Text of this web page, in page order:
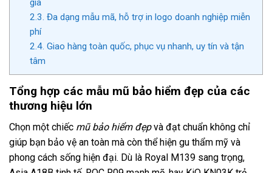
gia
2.3. Đa dạng mẫu mã, hỗ trợ in logo doanh nghiệp miễn
phí
2.4. Giao hàng toàn quốc, phục vụ nhanh, uy tín và tận
tâm
Tổng hợp các mẫu mũ bảo hiểm đẹp của các
thương hiệu lớn
Chọn một chiếc mũ bảo hiểm đẹpvà đạt chuẩn không chỉ
giúp bạn bảo vệ an toàn mà còn thể hiện gu thẩm mỹ và
phong cách sống hiện đại. Dù là Royal M139 sang trọng,